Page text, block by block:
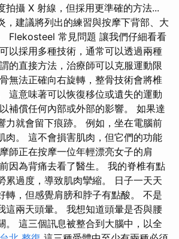
拍攝 X 射線，但採用更準確的方法...
，建議將列出的練習與按摩下背部、大
Flekosteel 常見問題 讓我們仔細看看
以採用多種技術，通常可以透過兩種
的直接方法，治療師可以克服運動限
無法正確向右旋轉，整骨技術會將椎
這意味著可以恢復移位或遺失的運動
補償任何內部或外部的影響。 如果達
力就會留下痕跡。 例如，坐在電腦前
肉。 這不會損害肌肉，但它們的功能
師正在按摩一位年輕漂亮女子的肩
因為背痛去看了醫生。 我的脊椎有點
累過度，導致肌肉攣縮。 日子一天天
轉，但感覺肩膀和脖子有點酸。 不是
這兩天頭暈。 我想知道頭暈是否與腰
。 這三個訊息被整合到大腦中，以全